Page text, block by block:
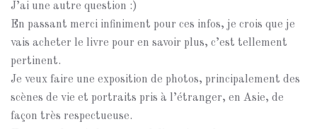
J’ai une autre question :)
En passant merci infiniment pour ces infos, je crois que je
vais acheter le livre pour en savoir plus, c’est tellement
pertinent.
Je veux faire une exposition de photos, principalement des
scènes de vie et portraits pris à l’étranger, en Asie, de
façon très respectueuse.